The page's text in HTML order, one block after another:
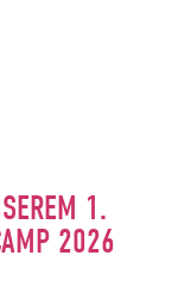
1.
2026